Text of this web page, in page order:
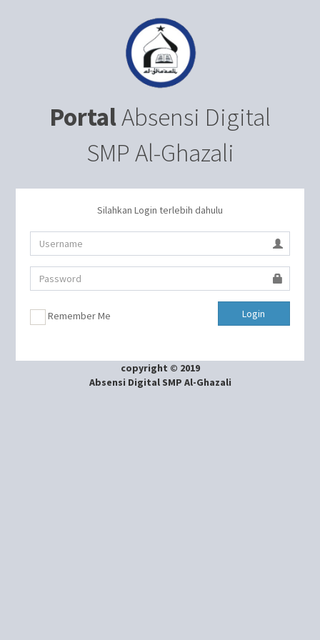
PortalAbsensi Digital
SMP Al-Ghazali
Silahkan Login terlebih dahulu
Remember Me Login
copyright © 2019
Absensi Digital SMP Al-Ghazali